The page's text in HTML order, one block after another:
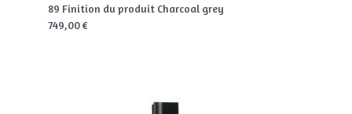
89 Finition du produit Charcoal grey
749,00 €